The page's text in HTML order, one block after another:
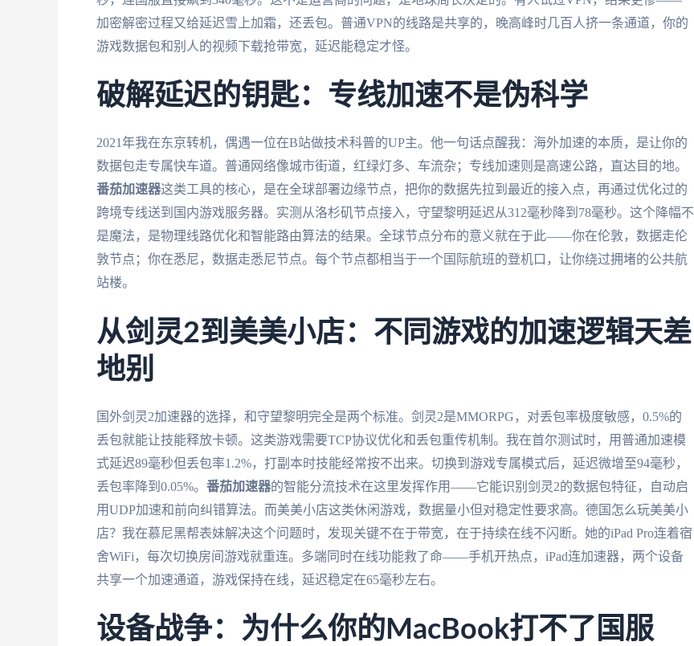
加密解密过程又给延迟雪上加霜，还丢包。普通VPN的线路是共享的，晚高峰时几百人挤一条通道，你的
游戏数据包和别人的视频下载抢带宽，延迟能稳定才怪。
破解延迟的钥匙：专线加速不是伪科学
2021年我在东京转机，偶遇一位在B站做技术科普的UP主。他一句话点醒我：海外加速的本质，是让你的
数据包走专属快车道。普通网络像城市街道，红绿灯多、车流杂；专线加速则是高速公路，直达目的地。
番茄加速器这类工具的核心，是在全球部署边缘节点，把你的数据先拉到最近的接入点，再通过优化过的
跨境专线送到国内游戏服务器。实测从洛杉矶节点接入，守望黎明延迟从312毫秒降到78毫秒。这个降幅不
是魔法，是物理线路优化和智能路由算法的结果。全球节点分布的意义就在于此——你在伦敦，数据走伦
敦节点；你在悉尼，数据走悉尼节点。每个节点都相当于一个国际航班的登机口，让你绕过拥堵的公共航
站楼。
从剑灵2到美美小店：不同游戏的加速逻辑天差
地别
国外剑灵2加速器的选择，和守望黎明完全是两个标准。剑灵2是MMORPG，对丢包率极度敏感，0.5%的
丢包就能让技能释放卡顿。这类游戏需要TCP协议优化和丢包重传机制。我在首尔测试时，用普通加速模
式延迟89毫秒但丢包率1.2%，打副本时技能经常按不出来。切换到游戏专属模式后，延迟微增至94毫秒，
丢包率降到0.05%。 番茄加速器的智能分流技术在这里发挥作用——它能识别剑灵2的数据包特征，自动启
用UDP加速和前向纠错算法。而美美小店这类休闲游戏，数据量小但对稳定性要求高。德国怎么玩美美小
店？我在慕尼黑帮表妹解决这个问题时，发现关键不在于带宽，在于持续在线不闪断。她的iPad Pro连着宿
舍WiFi，每次切换房间游戏就重连。多端同时在线功能救了命——手机开热点，iPad连加速器，两个设备
共享一个加速通道，游戏保持在线，延迟稳定在65毫秒左右。
设备战争：为什么你的MacBook打不了国服